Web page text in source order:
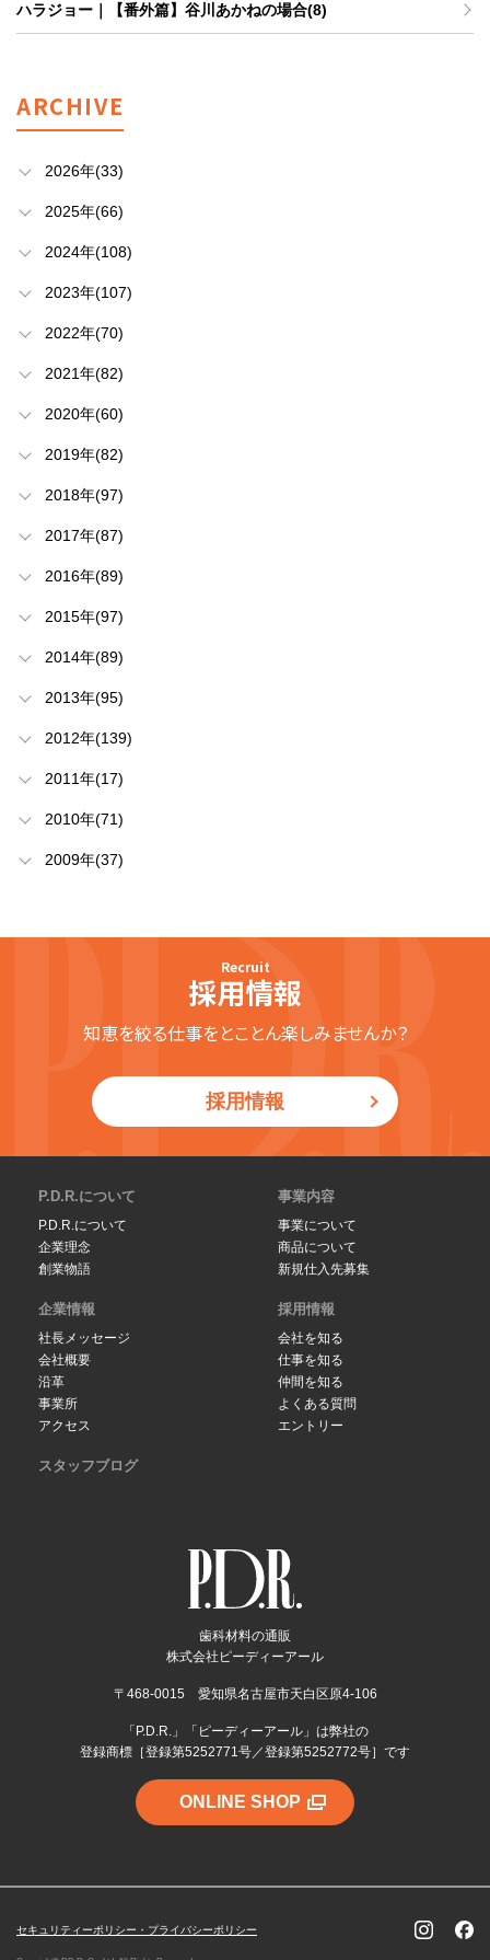
ハラジョー｜【番外篇】谷川あかねの場合(8)
ARCHIVE
2026年(33)
2025年(66)
2024年(108)
2023年(107)
2022年(70)
2021年(82)
2020年(60)
2019年(82)
2018年(97)
2017年(87)
2016年(89)
2015年(97)
2014年(89)
2013年(95)
2012年(139)
2011年(17)
2010年(71)
2009年(37)
Recruit
採用情報
知恵を絞る仕事をとことん楽しみませんか？
採用情報
歯科材料の通販
株式会社ピーディーアール
〒468-0015 愛知県名古屋市天白区原4-106
「P.D.R.」「ピーディーアール」は弊社の
登録商標［登録第5252771号／登録第5252772号］です
ONLINE SHOP
P.D.R.について
P.D.R.について
企業理念
創業物語
事業内容
事業について
商品について
新規仕入先募集
企業情報
社長メッセージ
会社概要
沿革
事業所
アクセス
採用情報
会社を知る
仕事を知る
仲間を知る
よくある質問
エントリー
スタッフブログ
セキュリティーポリシー・プライバシーポリシー